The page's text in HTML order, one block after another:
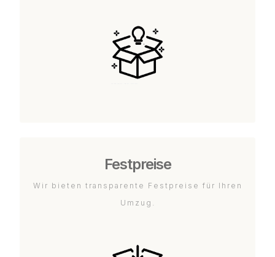
Festpreise
Wir bieten transparente Festpreise für Ihren
Umzug.